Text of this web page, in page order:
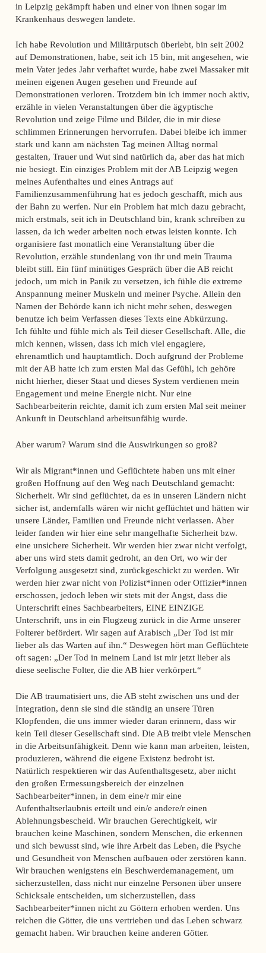
in Leipzig gekämpft haben und einer von ihnen sogar im
Krankenhaus deswegen landete.
Ich habe Revolution und Militärputsch überlebt, bin seit 2002
auf Demonstrationen, habe, seit ich 15 bin, mit angesehen, wie
mein Vater jedes Jahr verhaftet wurde, habe zwei Massaker mit
meinen eigenen Augen gesehen und Freunde auf
Demonstrationen verloren. Trotzdem bin ich immer noch aktiv,
erzähle in vielen Veranstaltungen über die ägyptische
Revolution und zeige Filme und Bilder, die in mir diese
schlimmen Erinnerungen hervorrufen. Dabei bleibe ich immer
stark und kann am nächsten Tag meinen Alltag normal
gestalten, Trauer und Wut sind natürlich da, aber das hat mich
nie besiegt. Ein einziges Problem mit der AB Leipzig wegen
meines Aufenthaltes und eines Antrags auf
Familienzusammenführung hat es jedoch geschafft, mich aus
der Bahn zu werfen. Nur ein Problem hat mich dazu gebracht,
mich erstmals, seit ich in Deutschland bin, krank schreiben zu
lassen, da ich weder arbeiten noch etwas leisten konnte. Ich
organisiere fast monatlich eine Veranstaltung über die
Revolution, erzähle stundenlang von ihr und mein Trauma
bleibt still. Ein fünf minütiges Gespräch über die AB reicht
jedoch, um mich in Panik zu versetzen, ich fühle die extreme
Anspannung meiner Muskeln und meiner Psyche. Allein den
Namen der Behörde kann ich nicht mehr sehen, deswegen
benutze ich beim Verfassen dieses Texts eine Abkürzung.
Ich fühlte und fühle mich als Teil dieser Gesellschaft. Alle, die
mich kennen, wissen, dass ich mich viel engagiere,
ehrenamtlich und hauptamtlich. Doch aufgrund der Probleme
mit der AB hatte ich zum ersten Mal das Gefühl, ich gehöre
nicht hierher, dieser Staat und dieses System verdienen mein
Engagement und meine Energie nicht. Nur eine
Sachbearbeiterin reichte, damit ich zum ersten Mal seit meiner
Ankunft in Deutschland arbeitsunfähig wurde.
Aber warum? Warum sind die Auswirkungen so groß?
Wir als Migrant*innen und Geflüchtete haben uns mit einer
großen Hoffnung auf den Weg nach Deutschland gemacht:
Sicherheit. Wir sind geflüchtet, da es in unseren Ländern nicht
sicher ist, andernfalls wären wir nicht geflüchtet und hätten wir
unsere Länder, Familien und Freunde nicht verlassen. Aber
leider fanden wir hier eine sehr mangelhafte Sicherheit bzw.
eine unsichere Sicherheit. Wir werden hier zwar nicht verfolgt,
aber uns wird stets damit gedroht, an den Ort, wo wir der
Verfolgung ausgesetzt sind, zurückgeschickt zu werden. Wir
werden hier zwar nicht von Polizist*innen oder Offizier*innen
erschossen, jedoch leben wir stets mit der Angst, dass die
Unterschrift eines Sachbearbeiters, EINE EINZIGE
Unterschrift, uns in ein Flugzeug zurück in die Arme unserer
Folterer befördert. Wir sagen auf Arabisch „Der Tod ist mir
lieber als das Warten auf ihn.“ Deswegen hört man Geflüchtete
oft sagen: „Der Tod in meinem Land ist mir jetzt lieber als
diese seelische Folter, die die AB hier verkörpert.“
Die AB traumatisiert uns, die AB steht zwischen uns und der
Integration, denn sie sind die ständig an unsere Türen
Klopfenden, die uns immer wieder daran erinnern, dass wir
kein Teil dieser Gesellschaft sind. Die AB treibt viele Menschen
in die Arbeitsunfähigkeit. Denn wie kann man arbeiten, leisten,
produzieren, während die eigene Existenz bedroht ist.
Natürlich respektieren wir das Aufenthaltsgesetz, aber nicht
den großen Ermessungsbereich der einzelnen
Sachbearbeiter*innen, in dem eine/r mir eine
Aufenthaltserlaubnis erteilt und ein/e andere/r einen
Ablehnungsbescheid. Wir brauchen Gerechtigkeit, wir
brauchen keine Maschinen, sondern Menschen, die erkennen
und sich bewusst sind, wie ihre Arbeit das Leben, die Psyche
und Gesundheit von Menschen aufbauen oder zerstören kann.
Wir brauchen wenigstens ein Beschwerdemanagement, um
sicherzustellen, dass nicht nur einzelne Personen über unsere
Schicksale entscheiden, um sicherzustellen, dass
Sachbearbeiter*innen nicht zu Göttern erhoben werden. Uns
reichen die Götter, die uns vertrieben und das Leben schwarz
gemacht haben. Wir brauchen keine anderen Götter.